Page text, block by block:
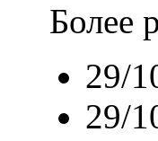
Более
29/
29/